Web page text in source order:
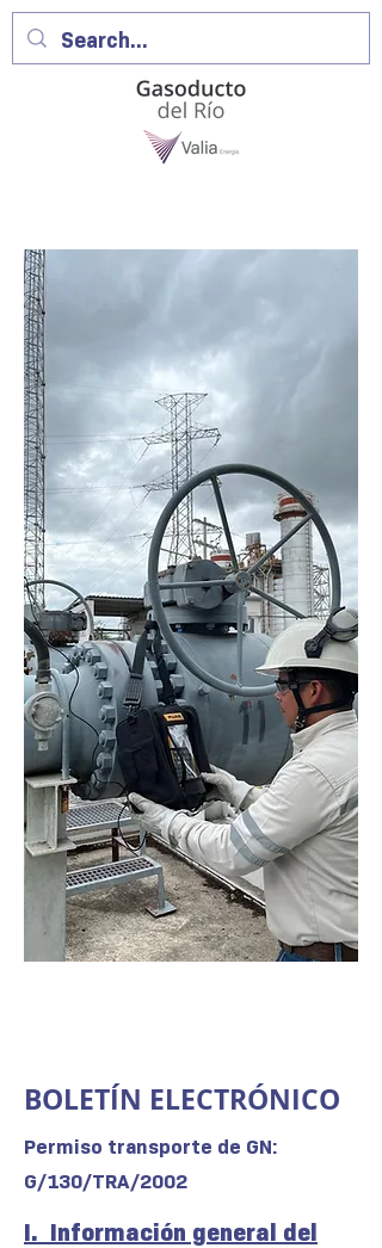
BOLETÍN ELECTRÓNICO
Permiso transporte de GN:
G/130/TRA/2002
I. Información general del